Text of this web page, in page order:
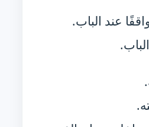
عند الباب.